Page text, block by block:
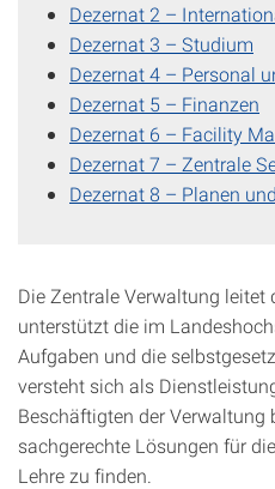
Dezernat 2 –
Dezernat 3 – Studium
Dezernat 4 – Personal
Dezernat 5 – Finanzen
Dezernat 6 – Facility
Dezernat 7 – Zentrale
Dezernat 8 – Planen
Die Zentrale Verwaltung leitet
unterstützt die im
Aufgaben und die
versteht sich als
Beschäftigten der Verwaltung
sachgerechte Lösungen für
Lehre zu finden.